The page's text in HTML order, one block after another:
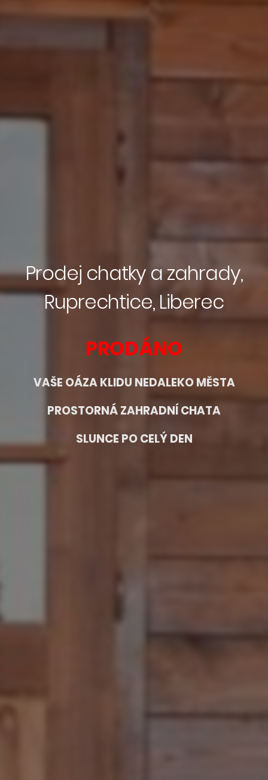
Prodej chatky a zahrady,
Ruprechtice, Liberec
PRODÁNO
VAŠE OÁZA KLIDU NEDALEKO MĚSTA
PROSTORNÁ ZAHRADNÍ CHATA
SLUNCE PO CELÝ DEN